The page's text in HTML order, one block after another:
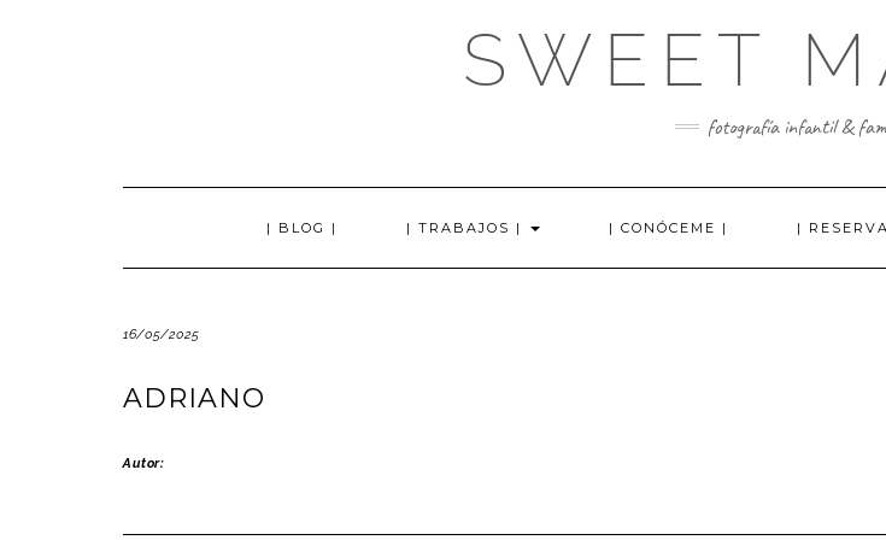
SWEET
fotografía infantil &
| BLOG | | TRABAJOS | | CONÓCEME | |
16/05/2025
ADRIANO
Autor: